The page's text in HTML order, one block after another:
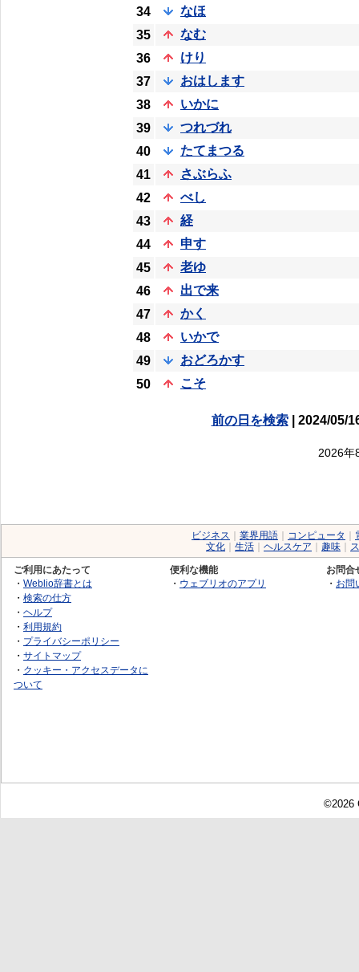
34
なほ
35
なむ
36
けり
37
おはします
38
いかに
39
つれづれ
40
たてまつる
41
さぶらふ
42
べし
43
経
44
申す
45
老ゆ
46
出で来
47
かく
48
いかで
49
おどろかす
50
こそ
前の日を検索| 2024/05/
2026年
ビジネス 業界用語 コンピュータ
文化
生活 ヘルスケア 趣味
ご利用にあたって
・ Weblio辞書とは
・ 検索の仕方
・ ヘルプ
・ 利用規約
・ プライバシーポリシー
・ サイトマップ
・ クッキー・アクセスデータに
ついて
便利な機能
・ ウェブリオのアプリ
お問合
・ お問
©2026